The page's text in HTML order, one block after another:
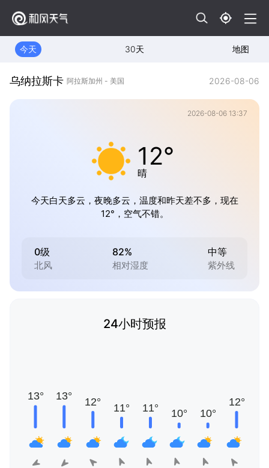
今天 30天 地图
乌纳拉斯卡 阿拉斯加州 - 美国 2026-08-06
2026-08-06 13:37
12°
晴
今天白天多云，夜晚多云，温度和昨天差不多，现在
12°，空气不错。
0级
北风
82%
相对湿度
中等
紫外线
24小时预报